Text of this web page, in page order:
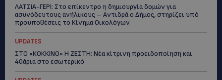
ΛΑΤΣΙΑ-ΓΕΡΙ: Στο επίκεντρο η δημιουργία δομών για
ασυνόδευτους ανήλικους – Αντιδρά ο Δήμος, στηρίζει υπό
προϋποθέσεις το Κίνημα Οικολόγων
UPDATES
ΣΤΟ «ΚΟΚΚΙΝΟ» Η ΖΕΣΤΗ: Νέα κίτρινη προειδοποίηση και
40άρια στο εσωτερικό